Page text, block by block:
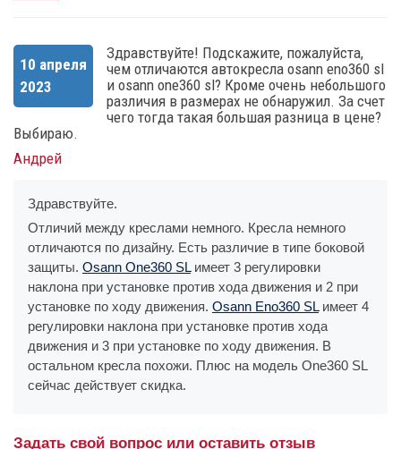
10 апреля
2023
Здравствуйте! Подскажите, пожалуйста,
чем отличаются автокресла osann eno360 sl
и osann one360 sl? Кроме очень небольшого
различия в размерах не обнаружил. За счет
чего тогда такая большая разница в цене?
Выбираю.
Андрей
Здравствуйте.
Отличий между креслами немного. Кресла немного
отличаются по дизайну. Есть различие в типе боковой
защиты. Osann One360 SLимеет 3 регулировки
наклона при установке против хода движения и 2 при
установке по ходу движения. Osann Eno360 SLимеет 4
регулировки наклона при установке против хода
движения и 3 при установке по ходу движения. В
остальном кресла похожи. Плюс на модель One360 SL
сейчас действует скидка.
Задать свой вопрос или оставить отзыв